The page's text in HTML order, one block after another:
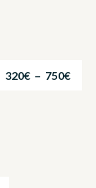
320€ – 750€